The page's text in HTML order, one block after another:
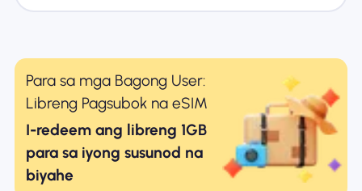
Para sa mga Bagong User:
Libreng Pagsubok na eSIM
I-redeem ang libreng 1GB
para sa iyong susunod na
biyahe